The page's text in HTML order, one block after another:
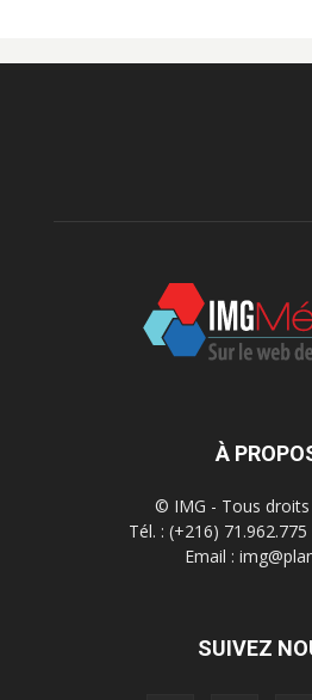
À
© IMG - Tous droits
Tél. : (+216)
Email :
SUIVEZ